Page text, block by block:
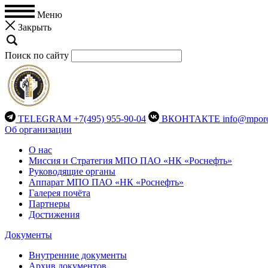
Меню
Закрыть
Поиск по сайту
TELEGRAM +7(495) 955-90-04 ВКОНТАКТЕ
Об организации
О нас
Миссия и Стратегия МПО ПАО «НК «Роснефть»
Руководящие органы
Аппарат МПО ПАО «НК «Роснефть»
Галерея почёта
Партнеры
Достижения
Документы
Внутренние документы
Архив документов